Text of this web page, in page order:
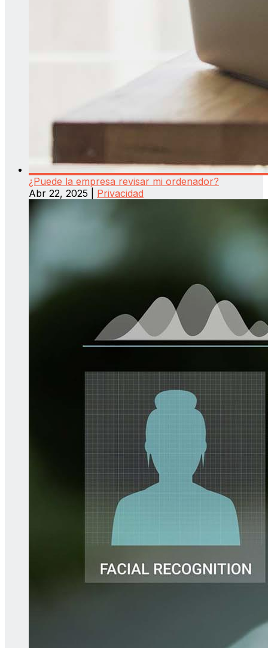
¿Puede la empresa revisar mi ordenador?
Abr 22, 2025
Privacidad